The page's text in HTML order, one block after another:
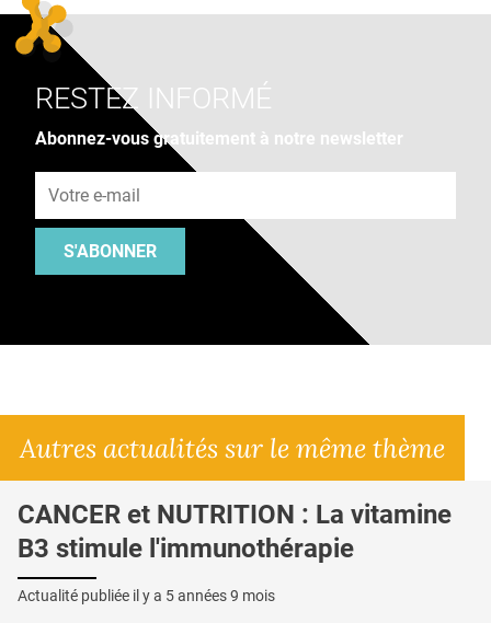
RESTEZ INFORMÉ
Abonnez-vous gratuitement à notre newsletter
S'ABONNER
Autres actualités sur le même thème
CANCER et NUTRITION : La vitamine
B3 stimule l'immunothérapie
Actualité publiée il y a 5 années 9 mois